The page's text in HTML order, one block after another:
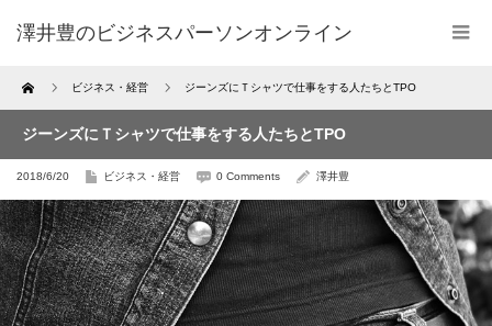
澤井豊のビジネスパーソンオンライン
Home ビジネス・経営 ジーンズにＴシャツで仕事をする人たちとTPO
ジーンズにＴシャツで仕事をする人たちとTPO
2018/6/20 ビジネス・経営 0 Comments 澤井豊